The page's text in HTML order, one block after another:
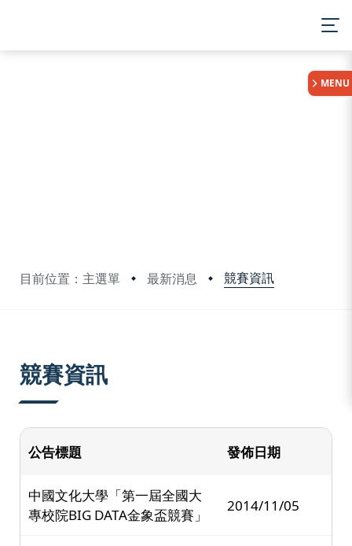
目前位置：主選單 最新消息 競賽資訊
MENU
競賽資訊
公告標題 發佈日期
中國文化大學「第一屆全國大
專校院BIG DATA金象盃競賽」
2014/11/05